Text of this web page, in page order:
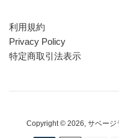
利用規約
Privacy Policy
特定商取引法表示
Copyright © 2026, サベージ